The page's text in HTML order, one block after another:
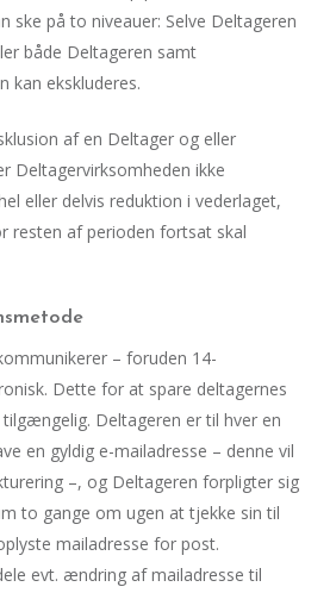
ske på to niveauer: Selve Deltageren
både Deltageren samt
kan ekskluderes.
af en Deltager og eller
Deltagervirksomheden ikke
eller delvis reduktion i vederlaget,
resten af perioden fortsat skal
– foruden 14-
Dette for at spare deltagernes
Deltageren er til hver en
en gyldig e-mailadresse – denne vil
–, og Deltageren forpligter sig
to gange om ugen at tjekke sin til
mailadresse for post.
evt. ændring af mailadresse til